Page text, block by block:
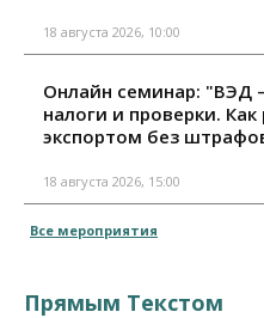
18 августа 2026, 10:00
Онлайн семинар: "ВЭД
налоги и проверки.
экспортом без
18 августа 2026, 15:00
Все мероприятия
Прямым Текстом